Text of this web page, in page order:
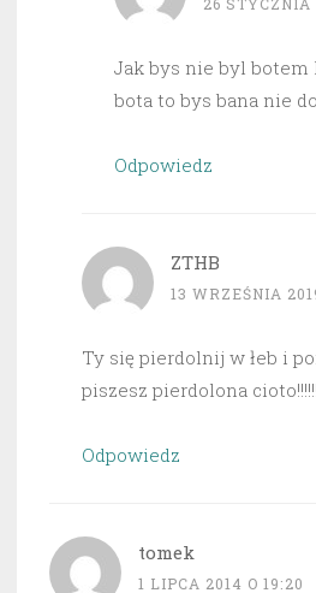
26 STYCZNIA
Jak bys nie byl
bota to bys bana nie
Odpowiedz
ZTHB
13 WRZEŚNIA
Ty się pierdolnij w łeb i
piszesz pierdolona
Odpowiedz
tomek
1 LIPCA 2014 O 19:20